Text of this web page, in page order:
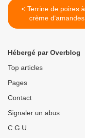
< Terrine de poires à la
crème d'amandes
Hébergé par Overblog
Top articles
Pages
Contact
Signaler un abus
C.G.U.